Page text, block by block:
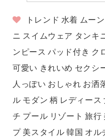
トレンド 水着 ムー
ニ スイムウェア タンキ
ンピース パッド付き ク
可愛い きれいめ セクシ
人っぽい おしゃれ お洒
ル モダン 柄 レディース
チ プール リゾート 旅
プ 美スタイル 韓国 オ